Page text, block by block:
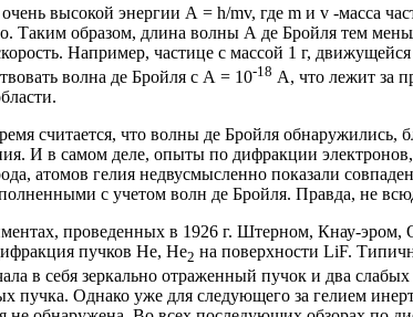
высокой энергии А = h/mv, где m и v -масса
Таким образом, длина волны А де Бройля тем
Например, частице с массой 1 г,
волна де Бройля с А = 10-18 А, что лежит за
считается, что волны де Бройля обнаружились,
И в самом деле, опыты по дифракции
атомов гелия недвусмысленно показали
с учетом волн де Бройля. Правда, не
проведенных в 1926 г. Штерном, Кнау-эром,
пучков Не, Не2 на поверхности LiF.
в себя зеркально отраженный пучок и два
пучка. Однако уже для следующего за гелием